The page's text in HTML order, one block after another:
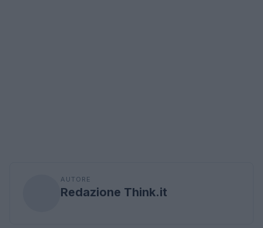
AUTORE
Redazione Think.it